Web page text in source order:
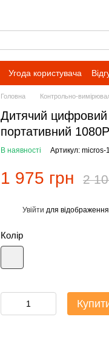
Угода користувача
Головна Контрольно-
Дитячий
портативний
В наявності Артикул: micros-
1 975 грн 2
Увійти для
Колір